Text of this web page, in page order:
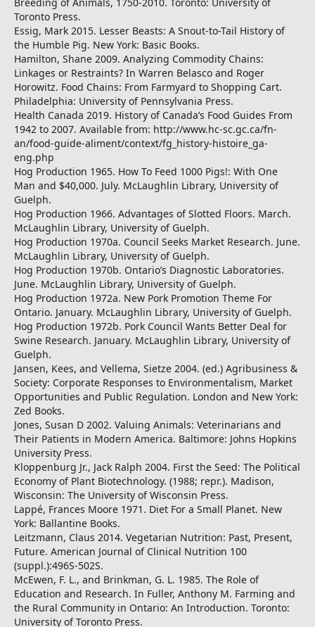
Toronto Press.
Essig, Mark 2015. Lesser Beasts: A Snout-to-Tail History of
the Humble Pig. New York: Basic Books.
Hamilton, Shane 2009. Analyzing Commodity Chains:
Linkages or Restraints? In Warren Belasco and Roger
Horowitz. Food Chains: From Farmyard to Shopping Cart.
Philadelphia: University of Pennsylvania Press.
Health Canada 2019. History of Canada’s Food Guides From
1942 to 2007. Available from: http://www.hc-sc.gc.ca/fn-
an/food-guide-aliment/context/fg_history-histoire_ga-
eng.php
Hog Production 1965. How To Feed 1000 Pigs!: With One
Man and $40,000. July. McLaughlin Library, University of
Guelph.
Hog Production 1966. Advantages of Slotted Floors. March.
McLaughlin Library, University of Guelph.
Hog Production 1970a. Council Seeks Market Research. June.
McLaughlin Library, University of Guelph.
Hog Production 1970b. Ontario’s Diagnostic Laboratories.
June. McLaughlin Library, University of Guelph.
Hog Production 1972a. New Pork Promotion Theme For
Ontario. January. McLaughlin Library, University of Guelph.
Hog Production 1972b. Pork Council Wants Better Deal for
Swine Research. January. McLaughlin Library, University of
Guelph.
Jansen, Kees, and Vellema, Sietze 2004. (ed.) Agribusiness &
Society: Corporate Responses to Environmentalism, Market
Opportunities and Public Regulation. London and New York:
Zed Books.
Jones, Susan D 2002. Valuing Animals: Veterinarians and
Their Patients in Modern America. Baltimore: Johns Hopkins
University Press.
Kloppenburg Jr., Jack Ralph 2004. First the Seed: The Political
Economy of Plant Biotechnology. (1988; repr.). Madison,
Wisconsin: The University of Wisconsin Press.
Lappé, Frances Moore 1971. Diet For a Small Planet. New
York: Ballantine Books.
Leitzmann, Claus 2014. Vegetarian Nutrition: Past, Present,
Future. American Journal of Clinical Nutrition 100
(suppl.):496S-502S.
McEwen, F. L., and Brinkman, G. L. 1985. The Role of
Education and Research. In Fuller, Anthony M. Farming and
the Rural Community in Ontario: An Introduction. Toronto:
University of Toronto Press.